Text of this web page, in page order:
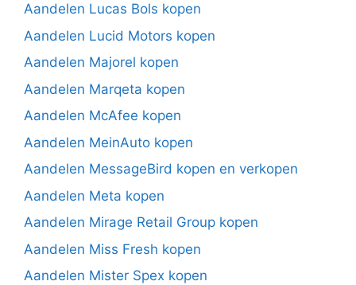
Aandelen Lucas Bols kopen
Aandelen Lucid Motors kopen
Aandelen Majorel kopen
Aandelen Marqeta kopen
Aandelen McAfee kopen
Aandelen MeinAuto kopen
Aandelen MessageBird kopen en verkopen
Aandelen Meta kopen
Aandelen Mirage Retail Group kopen
Aandelen Miss Fresh kopen
Aandelen Mister Spex kopen